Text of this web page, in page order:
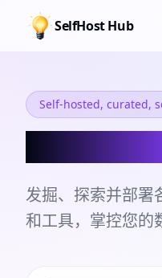
SelfHost Hub
Self-hosted, curated,
发掘、探索并部署
和工具，掌控您的